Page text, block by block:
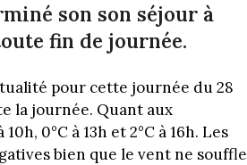
son son séjour à
fin de journée.
pour cette journée du 28
la journée. Quant aux
0°C à 13h et 2°C à 16h. Les
bien que le vent ne souffle